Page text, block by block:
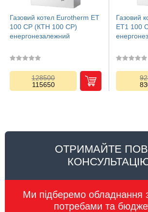
Газовий котел Eurotherm ЕТ
100 СP (КТН 100 CP)
енергонезалежний
128500
115650
Газовий
ЕТ1 100
ОТРИМАЙТЕ
Ми підберемо обладнання
потребами та